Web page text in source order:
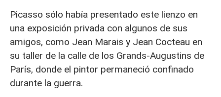
Picasso sólo había presentado este lienzo en
una exposición privada con algunos de sus
amigos, como Jean Marais y Jean Cocteau en
su taller de la calle de los Grands-Augustins de
París, donde el pintor permaneció confinado
durante la guerra.